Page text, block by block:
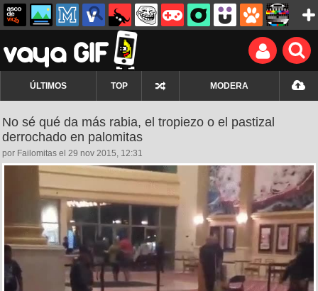
ÚLTIMOS TOP MODERA
No sé qué da más rabia, el tropiezo o el pastizal
derrochado en palomitas
por Failomitas el 29 nov 2015, 12:31